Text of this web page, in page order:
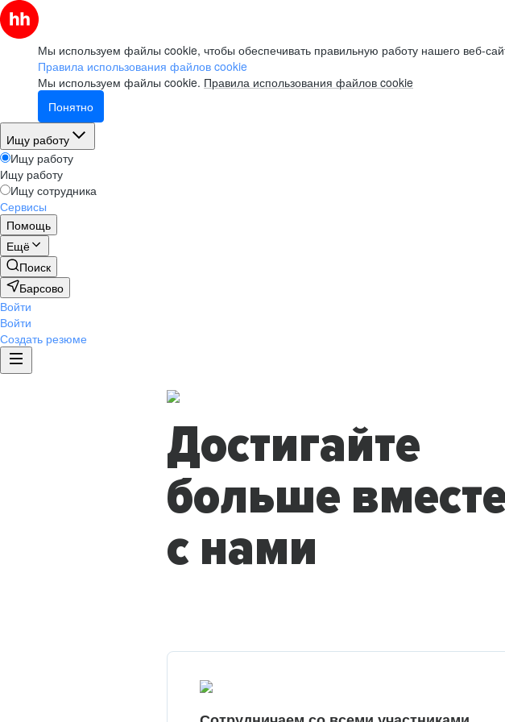
Мы используем файлы cookie, чтобы обеспечивать правильную работу нашего веб-
Правила использования файлов cookie
Мы используем файлы cookie. Правила использования файлов cookie
Понятно
Ищу работу
Ищу работу
Ищу работу
Ищу сотрудника
Сервисы
Помощь
Ещё
Поиск
Барсово
Войти
Войти
Создать резюме
Достигайте
больше
с нами